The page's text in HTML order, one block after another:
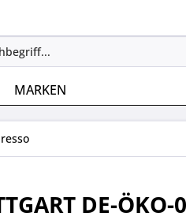
MARKEN
DE-